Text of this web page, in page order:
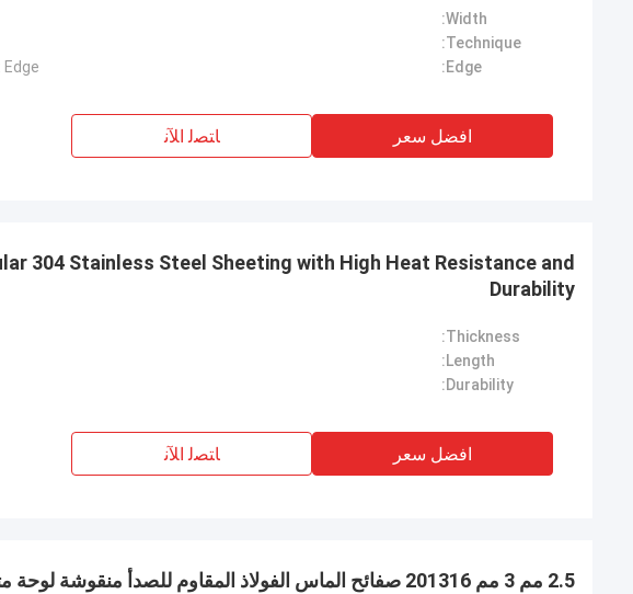
Width:
Technique:
Edge:
Edge
افضل سعر ﺎﺘﺼﻟ ﺍﻶﻧ
304 Stainless Steel Sheeting with High Heat Resistance and
Durability
Thickness:
Length:
Durability:
افضل سعر ﺎﺘﺼﻟ ﺍﻶﻧ